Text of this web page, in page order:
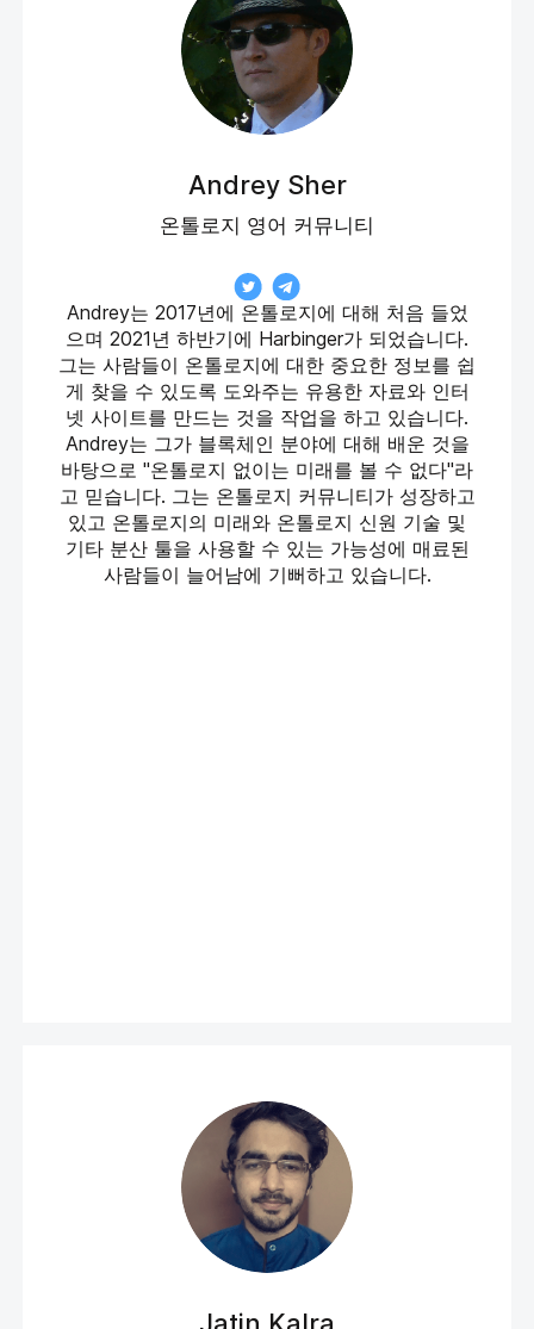
Andrey Sher
온톨로지 영어 커뮤니티
Andrey는 2017년에 온톨로지에 대해 처음 들었
으며 2021년 하반기에 Harbinger가 되었습니다.
그는 사람들이 온톨로지에 대한 중요한 정보를 쉽
게 찾을 수 있도록 도와주는 유용한 자료와 인터
넷 사이트를 만드는 것을 작업을 하고 있습니다.
Andrey는 그가 블록체인 분야에 대해 배운 것을
바탕으로 "온톨로지 없이는 미래를 볼 수 없다"라
고 믿습니다. 그는 온톨로지 커뮤니티가 성장하고
있고 온톨로지의 미래와 온톨로지 신원 기술 및
기타 분산 툴을 사용할 수 있는 가능성에 매료된
사람들이 늘어남에 기뻐하고 있습니다.
Jatin Kalra